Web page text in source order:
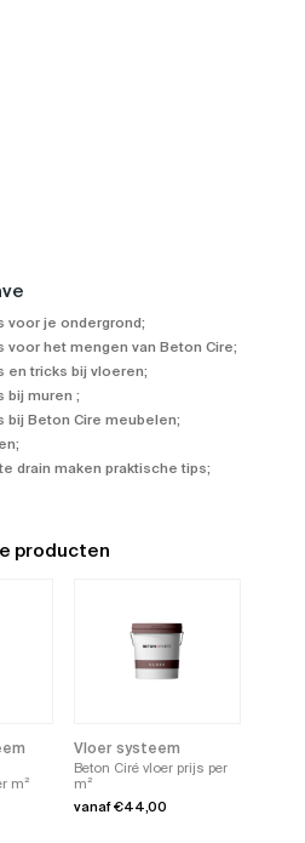
voor je ondergrond;
voor het mengen van Beton Cire;
en tricks bij vloeren;
bij muren ;
bij Beton Cire meubelen;
drain maken praktische tips;
producten
m²
Vloer systeem
Beton Ciré vloer prijs per
m²
vanaf€44,00